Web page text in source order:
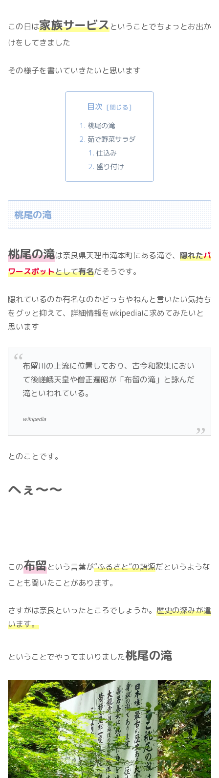
この日は家族サービスということでちょっとお出か
けをしてきました
その様子を書いていきたいと思います
目次
桃尾の滝
茹で野菜サラダ
仕込み
盛り付け
桃尾の滝
桃尾の滝は奈良県天理市滝本町にある滝で、 隠れたパ
ワースポットとして有名だそうです。
隠れているのか有名なのかどっちやねんと言いたい気持ち
をグッと抑えて、詳細情報をwkipediaに求めてみたいと
思います
布留川の上流に位置しており、古今和歌集におい
て後嵯峨天皇や僧正遍昭が「布留の滝」と詠んだ
滝といわれている。
wikipedia
とのことです。
へぇ～～
この布留という言葉が”ふるさと”の語源だというような
ことも聞いたことがあります。
さすがは奈良といったところでしょうか。 歴史の深みが違
います。
ということでやってまいりました桃尾の滝